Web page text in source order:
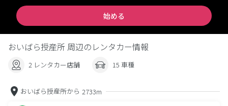
始める
おいばら授産所 周辺のレンタカー情報
2 レンタカー店舗 15 車種
おいばら授産所から 2733m